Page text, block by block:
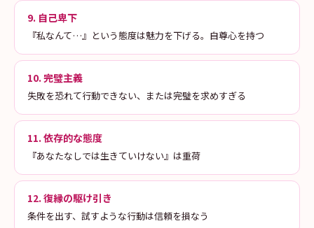
9. 自己卑下
『私なんて…』という態度は魅力を下げる。自尊心を持つ
10. 完璧主義
失敗を恐れて行動できない、または完璧を求めすぎる
11. 依存的な態度
『あなたなしでは生きていけない』は重荷
12. 復縁の駆け引き
条件を出す、試すような行動は信頼を損なう